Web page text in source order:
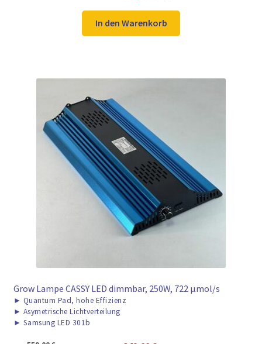
war:
289,00 €
ist:
189,00 €.
In den Warenkorb
Grow Lampe CASSY LED dimmbar, 250W, 722 μmol/s
► Quantum Pad, hohe Effizienz
► Asymetrische Lichtverteilung
► Samsung LED 301b